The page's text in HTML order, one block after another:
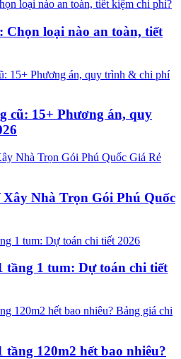
Chọn loại nào an toàn, tiết
cũ: 15+ Phương án, quy
Nhà Trọn Gói Phú Quốc
tầng 1 tum: Dự toán chi tiết
120m2 hết bao nhiêu?